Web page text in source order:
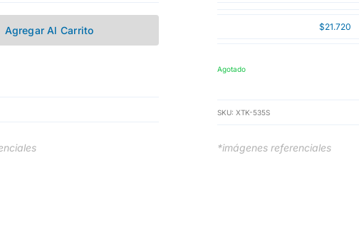
Agregar Al Carrito $21.720
Agotado
SKU: XTK-535S
*imágenes referenciales